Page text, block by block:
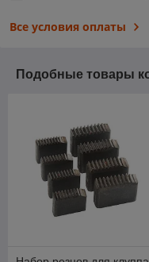
Все условия оплаты
Подобные товары